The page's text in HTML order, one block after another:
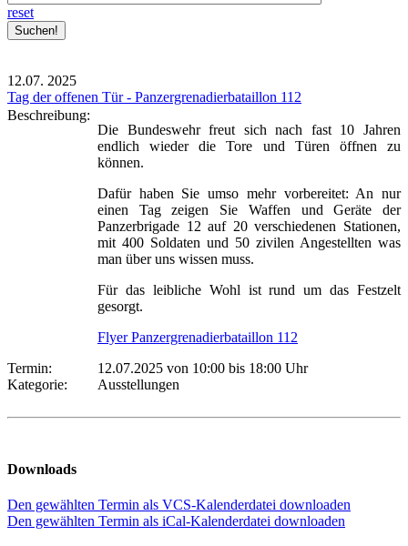
reset
12.07. 2025
Tag der offenen Tür - Panzergrenadierbataillon 112
Beschreibung:
Die Bundeswehr freut sich nach fast 10 Jahren
endlich wieder die Tore und Türen öffnen zu
können.
Dafür haben Sie umso mehr vorbereitet: An nur
einen Tag zeigen Sie Waffen und Geräte der
Panzerbrigade 12 auf 20 verschiedenen Stationen,
mit 400 Soldaten und 50 zivilen Angestellten was
man über uns wissen muss.
Für das leibliche Wohl ist rund um das Festzelt
gesorgt.
Flyer Panzergrenadierbataillon 112
Termin:
12.07.2025 von 10:00 bis 18:00 Uhr
Kategorie:
Ausstellungen
Downloads
Den gewählten Termin als VCS-Kalenderdatei downloaden
Den gewählten Termin als iCal-Kalenderdatei downloaden